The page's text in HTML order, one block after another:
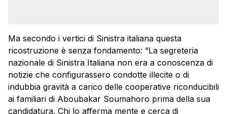
Ma secondo i vertici di Sinistra italiana questa
ricostruzione è senza fondamento: “La segreteria
nazionale di Sinistra Italiana non era a conoscenza di
notizie che configurassero condotte illecite o di
indubbia gravità a carico delle cooperative riconducibili
ai familiari di Aboubakar Soumahoro prima della sua
candidatura. Chi lo afferma mente e cerca di